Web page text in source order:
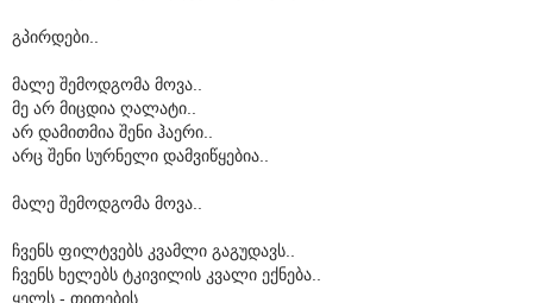
გპირდები..
მალე შემოდგომა მოვა..
მე არ მიცდია ღალატი..
არ დამითმია შენი ჰაერი..
არც შენი სურნელი დამვიწყებია..
მალე შემოდგომა მოვა..
ჩვენს ფილტვებს კვამლი გაგუდავს..
ჩვენს ხელებს ტკივილის კვალი ექნება..
ყელს - თითების..